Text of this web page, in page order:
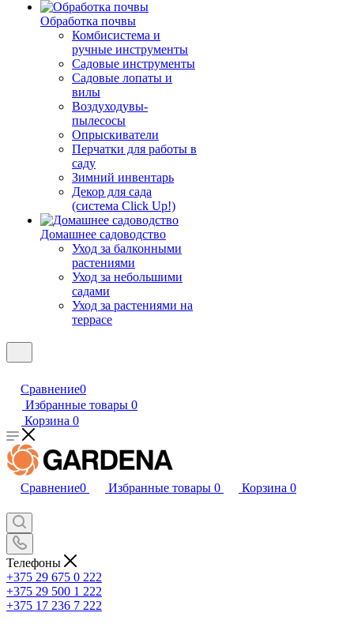
Обработка почвы
Комбисистема и
ручные инструменты
Садовые инструменты
Садовые лопаты и
вилы
Воздуходувы-
пылесосы
Опрыскиватели
Перчатки для работы в
саду
Зимний инвентарь
Декор для сада
(система Click Up!)
Домашнее садоводство
Уход за балконными
растениями
Уход за небольшими
садами
Уход за растениями на
террасе
Сравнение0
Избранные товары 0
Корзина 0
Сравнение0 Избранные товары 0 Корзина 0
Телефоны
+375 29 675 0 222
+375 29 500 1 222
+375 17 236 7 222